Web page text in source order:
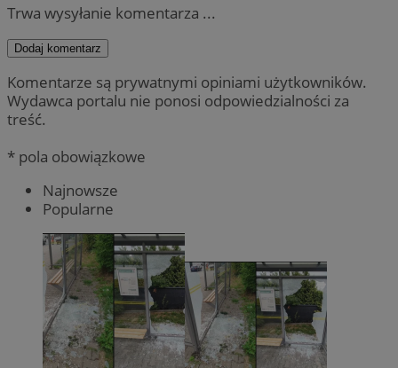
Trwa wysyłanie komentarza ...
Dodaj komentarz
Komentarze są prywatnymi opiniami użytkowników.
Wydawca portalu nie ponosi odpowiedzialności za
treść.
* pola obowiązkowe
Najnowsze
Popularne